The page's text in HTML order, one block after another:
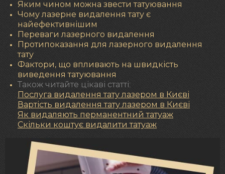
Яким чином можна звести татуювання
Чому лазерне видалення тату є
найефективнішим
Переваги лазерного видалення
Протипоказання для лазерного видалення
тату
Фактори, що впливають на швидкість
виведення татуювання
Також читайте цікаві статті:
Послуга видалення тату лазером в Києві
Вартість видалення тату лазером в Києві
Як видаляють перманентний татуаж
Скільки коштує видалити татуаж